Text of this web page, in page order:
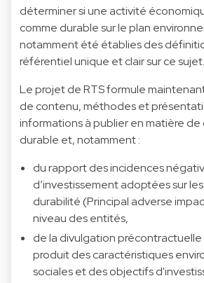
déterminer si une activité
comme durable sur le plan
notamment été établies des
référentiel unique et clair sur ce sujet.
Le projet de RTS formule
de contenu, méthodes et
informations à publier en matière
durable et, notamment :
du rapport des incidences
d’investissement adoptées sur
durabilité (Principal adverse
niveau des entités,
de la divulgation précontractuelle
produit des caractéristiques
sociales et des objectifs